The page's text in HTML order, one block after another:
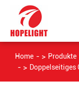
Home Produkte
Doppelseitiges